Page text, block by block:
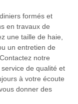
formés et
en travaux de
une taille de haie,
un entretien de
notre
de qualité et
à votre écoute
donner des